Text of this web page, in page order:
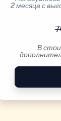
2 месяца с
В